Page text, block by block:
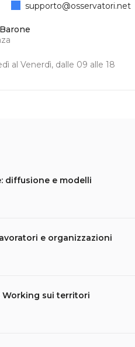
al Venerdì, dalle 09 alle 18
supporto@osservatori.net
diffusione e modelli
e organizzazioni
Working sui territori